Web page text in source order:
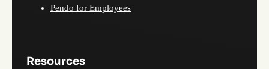
Pendo for Employees
Resources